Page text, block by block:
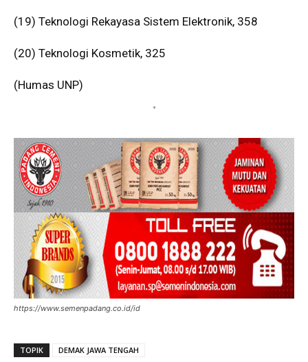
(19) Teknologi Rekayasa Sistem Elektronik, 358
(20) Teknologi Kosmetik, 325
(Humas UNP)
*
https://www.semenpadang.co.id/id
TOPIK DEMAK JAWA TENGAH